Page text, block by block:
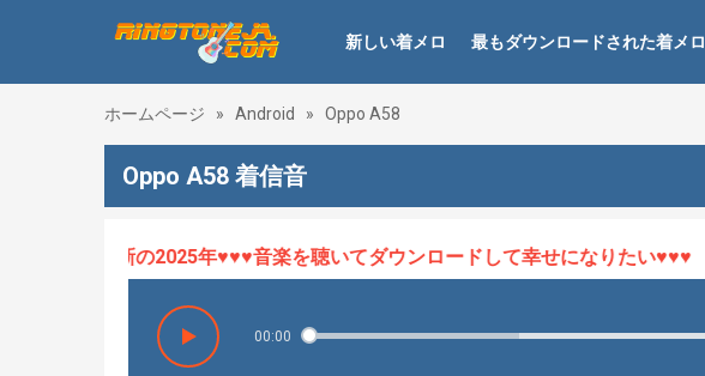
新しい着メロ 最もダウンロードされた着メロ
ホームページ » Android » Oppo A58
Oppo A58 着信音
、最新の2025年♥♥♥音楽を聴いてダウンロードして幸せになりたい♥♥♥
00:00